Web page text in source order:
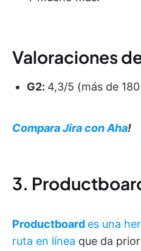
Valoraciones
G2: 4,3/5 (más de
Compara Jira con Aha!
3.
Productboard es una
ruta en línea que da